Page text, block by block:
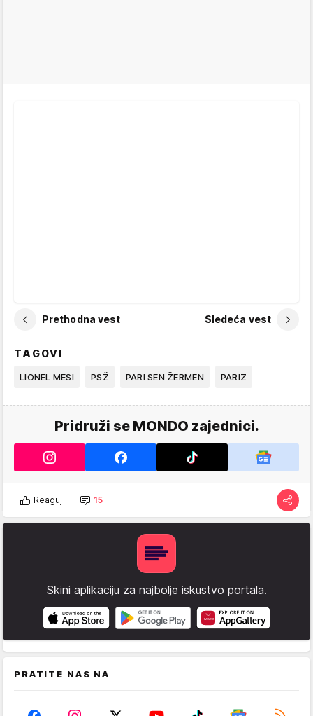
Prethodna vest Sledeća vest
TAGOVI
LIONEL MESI PSŽ PARI SEN ŽERMEN PARIZ
Pridruži se MONDO zajednici.
Reaguj 15
Skini aplikaciju za najbolje iskustvo portala.
PRATITE NAS NA